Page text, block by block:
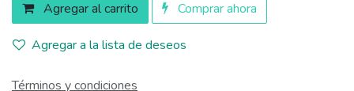
Agregar al carrito Comprar ahora
Agregar a la lista de deseos
Términos y condiciones